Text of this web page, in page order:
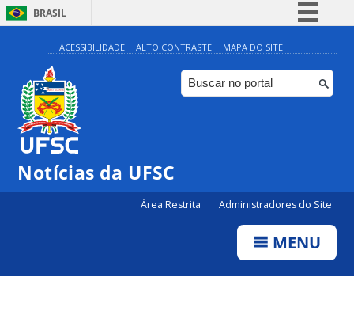
BRASIL
Simplifique!
Comunica BR
Participe
ACESSIBILIDADE ALTO CONTRASTE MAPA DO SITE
Notícias da UFSC
Área Restrita Administradores do Site
MENU